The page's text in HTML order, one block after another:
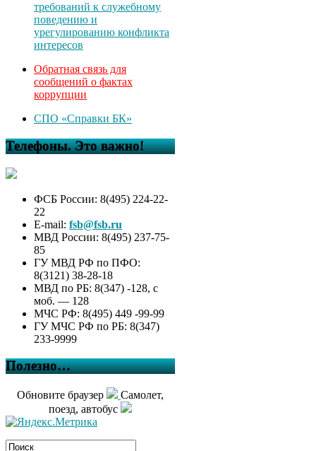
требований к служебному
поведению и
урегулированию конфликта
интересов
Обратная связь для
сообщений о фактах
коррупции
СПО «Справки БК»
Телефоны. Это важно!
ФСБ России: 8(495) 224-22-
22
E-mail: fsb@fsb.ru
МВД России: 8(495) 237-75-
85
ГУ МВД РФ по ПФО:
8(3121) 38-28-18
МВД по РБ: 8(347) -128, с
моб. — 128
МЧС РФ: 8(495) 449 -99-99
ГУ МЧС РФ по РБ: 8(347)
233-9999
Полезно…
Обновите браузер
Самолет,
поезд, автобус